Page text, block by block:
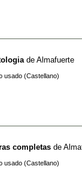
de Almafuerte
usado (Castellano)
completas de
usado (Castellano)